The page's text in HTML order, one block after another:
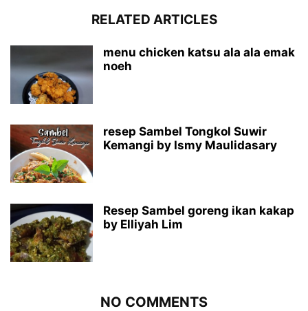
RELATED ARTICLES
menu chicken katsu ala ala emak
noeh
resep Sambel Tongkol Suwir
Kemangi by Ismy Maulidasary
Resep Sambel goreng ikan kakap
by Elliyah Lim
NO COMMENTS